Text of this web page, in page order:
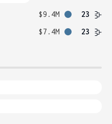
$9.4M
23
$7.4M 23